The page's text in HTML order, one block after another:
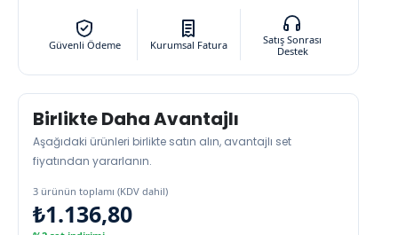
Güvenli Ödeme Kurumsal Fatura
Satış Sonrası
Destek
Birlikte Daha Avantajlı
Aşağıdaki ürünleri birlikte satın alın, avantajlı set
fiyatından yararlanın.
3 ürünün toplamı (KDV dahil)
₺1.136,80